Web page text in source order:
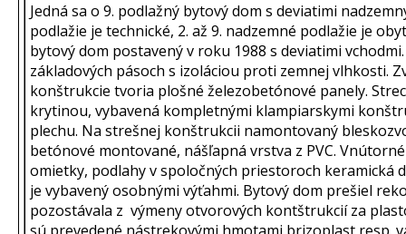
Jedná sa o 9. podlažný bytový dom s deviatimi
podlažie je technické, 2. až 9. nadzemné podlažie je
bytový dom postavený v roku 1988 s deviatimi
základových pásoch s izoláciou proti zemnej vlhkosti.
konštrukcie tvoria plošné železobetónové panely.
krytinou, vybavená kompletnými klampiarskymi
plechu. Na strešnej konštrukcii namontovaný
betónové montované, nášľapná vrstva z PVC.
omietky, podlahy v spoločných priestoroch keramická
je vybavený osobnými výťahmi. Bytový dom prešiel
pozostávala z výmeny otvorových kontštrukcií za